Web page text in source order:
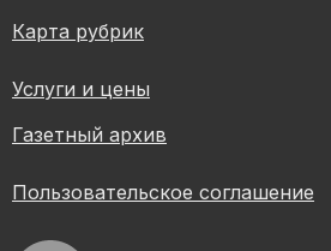
Карта рубрик
Услуги и цены
Газетный архив
Пользовательское соглашение